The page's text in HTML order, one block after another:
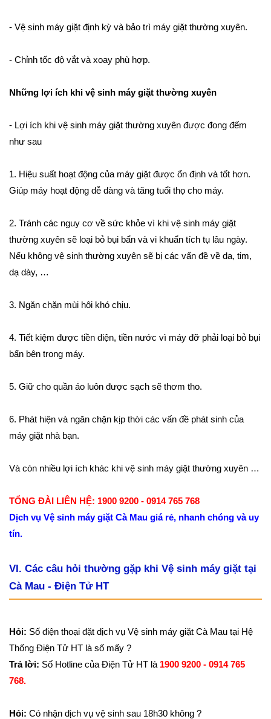
- Vệ sinh máy giặt định kỳ và bảo trì máy giặt thường xuyên.
- Chỉnh tốc độ vắt và xoay phù hợp.
Những lợi ích khi vệ sinh máy giặt thường xuyên
- Lợi ích khi vệ sinh máy giặt thường xuyên được đong đếm
như sau
1. Hiệu suất hoạt động của máy giặt được ổn định và tốt hơn.
Giúp máy hoạt động dễ dàng và tăng tuổi thọ cho máy.
2. Tránh các nguy cơ về sức khỏe vì khi vệ sinh máy giặt
thường xuyên sẽ loại bỏ bụi bẩn và vi khuẩn tích tụ lâu ngày.
Nếu không vệ sinh thường xuyên sẽ bị các vấn đề về da, tim,
dạ dày, …
3. Ngăn chặn mùi hôi khó chịu.
4. Tiết kiệm được tiền điện, tiền nước vì máy đỡ phải loại bỏ bụi
bẩn bên trong máy.
5. Giữ cho quần áo luôn được sạch sẽ thơm tho.
6. Phát hiện và ngăn chặn kịp thời các vấn đề phát sinh của
máy giặt nhà bạn.
Và còn nhiều lợi ích khác khi vệ sinh máy giặt thường xuyên …
TỔNG ĐÀI LIÊN HỆ: 1900 9200 - 0914 765 768
Dịch vụ Vệ sinh máy giặt Cà Mau giá rẻ, nhanh chóng và uy
tín.
VI. Các câu hỏi thường gặp khi Vệ sinh máy giặt tại
Cà Mau - Điện Tử HT
Hỏi: Số điện thoại đặt dịch vụ Vệ sinh máy giặt Cà Mau tại Hệ
Thống Điện Tử HT là số mấy ?
Trả lời: Số Hotline của Điện Tử HT là 1900 9200 - 0914 765
768.
Hỏi: Có nhận dịch vụ vệ sinh sau 18h30 không ?